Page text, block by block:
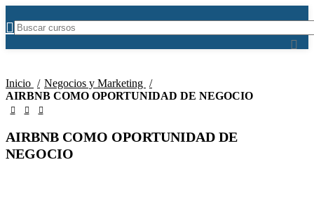
Inicio
Negocios y Marketing
AIRBNB COMO OPORTUNIDAD DE NEGOCIO
AIRBNB COMO OPORTUNIDAD DE
NEGOCIO